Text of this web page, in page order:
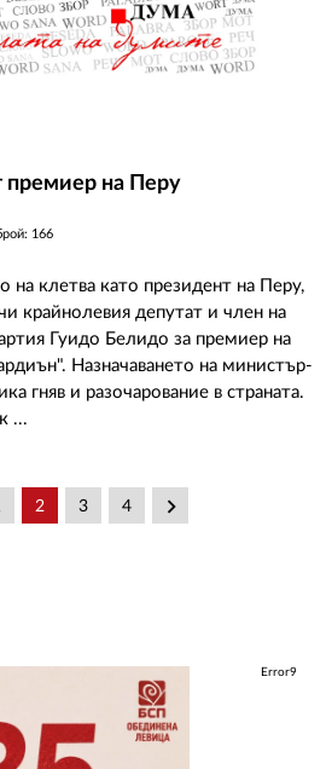
премиер на Перу
166
на клетва като президент на Перу,
крайнолевия депутат и член на
Гуидо Белидо за премиер на
Назначаването на министър-
гняв и разочарование в страната.
...
2 3 4 keyboard_arrow_right
Error9